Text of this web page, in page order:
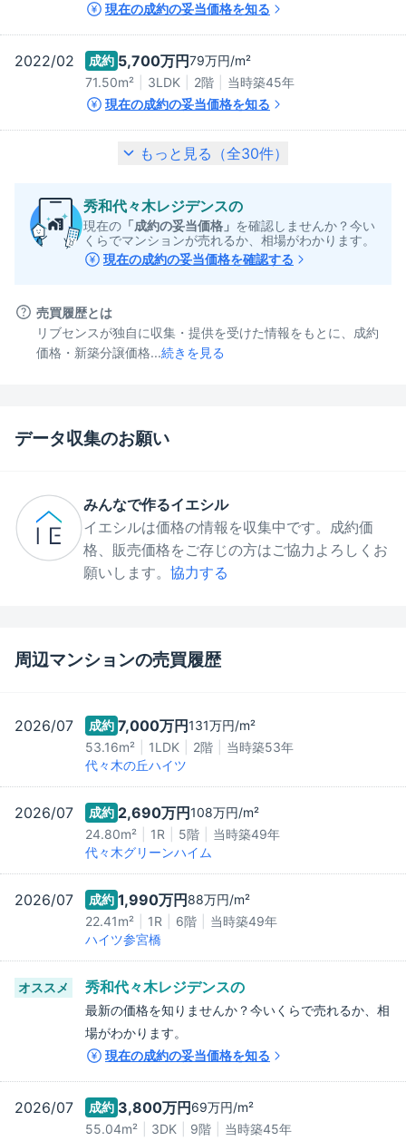
現在の成約の妥当価格を知る
2022/02 成約 5,700万円79万円/m²
71.50m²
3LDK 2階 当時築45年
現在の成約の妥当価格を知る
もっと見る（全30件）
秀和代々木レジデンスの
現在の 「成約の妥当価格」 を確認しませんか？今い
くらでマンションが売れるか、相場がわかります。
現在の成約の妥当価格を確認する
売買履歴とは
リブセンスが独自に収集・提供を受けた情報をもとに、成約
価格・新築分譲価格...続きを見る
データ収集のお願い
みんなで作るイエシル
イエシルは価格の情報を収集中です。成約価
格、販売価格をご存じの方はご協力よろしくお
願いします。 協力する
周辺マンションの売買履歴
2026/07 成約 7,000万円131万円/m²
53.16m²
1LDK 2階 当時築53年
代々木の丘ハイツ
2026/07 成約 2,690万円108万円/m²
24.80m²
1R 5階 当時築49年
代々木グリーンハイム
2026/07 成約 1,990万円88万円/m²
22.41m²
1R 6階 当時築49年
ハイツ参宮橋
オススメ 秀和代々木レジデンスの
最新の価格を知りませんか？今いくらで売れるか、相
場がわかります。
現在の成約の妥当価格を知る
2026/07 成約 3,800万円69万円/m²
55.04m²
3DK 9階 当時築45年